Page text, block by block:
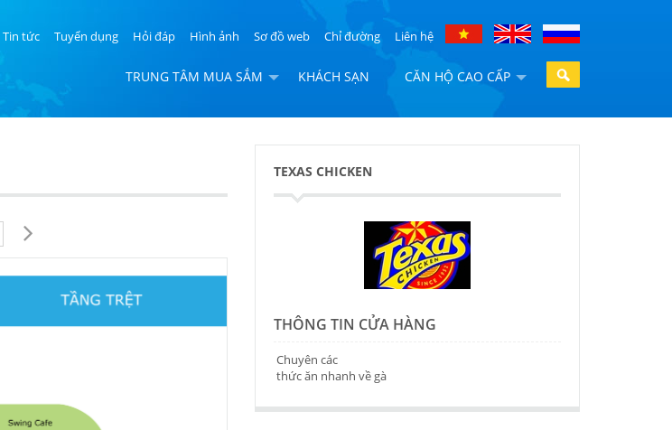
Tin tức Tuyển dụng Hỏi đáp Hình ảnh Sơ đồ web Chỉ đường Liên hệ
TRUNG TÂM MUA SẮM KHÁCH SẠN CĂN HỘ CAO CẤP
TEXAS CHICKEN
THÔNG TIN CỬA HÀNG
Chuyên các
thức ăn nhanh về gà